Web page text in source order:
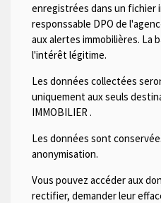
enregistrées dans un fichier
responssable DPO de
aux alertes immobilières. La
l'intérêt légitime.
Les données collectées
uniquement aux seuls
IMMOBILIER .
Les données sont
anonymisation.
Vous pouvez accéder aux
rectifier, demander leur